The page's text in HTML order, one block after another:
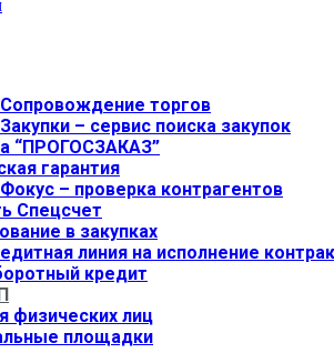
торгов
– сервис поиска закупок
“ПРОГОСЗАКАЗ”
гарантия
– проверка контрагентов
Спецсчет
в закупках
линия на исполнение
кредит
физических лиц
площадки